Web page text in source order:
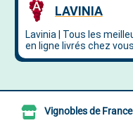
Vignobles de France